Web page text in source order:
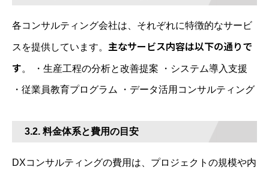
各コンサルティング会社は、それぞれに特徴的なサービ
スを提供しています。 主なサービス内容は以下の通りで
す。 ・生産工程の分析と改善提案 ・システム導入支援
・従業員教育プログラム ・データ活用コンサルティング
3.2. 料金体系と費用の目安
DXコンサルティングの費用は、プロジェクトの規模や内